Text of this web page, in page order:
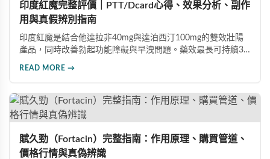
印度紅魔完整評價｜PTT/Dcard心得、效果分析、副作
用與真假辨別指南
印度紅魔是結合他達拉非40mg與達泊西汀100mg的雙效壯陽
產品，同時改善勃起功能障礙與早洩問題。藥效最長可持續36
READ MORE →
賦久勁（Fortacin）完整指南：作用原理、購買管道、
價格行情與真偽辨識